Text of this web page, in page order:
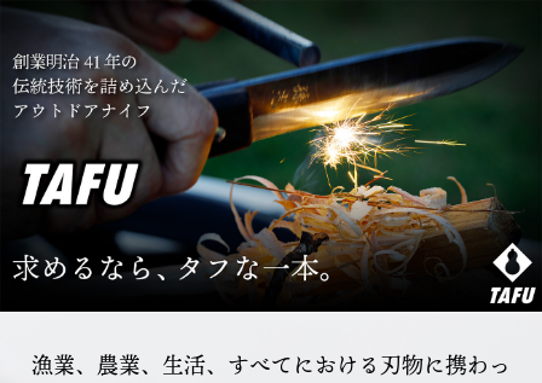
漁業、農業、生活、すべてにおける刃物に携わっ